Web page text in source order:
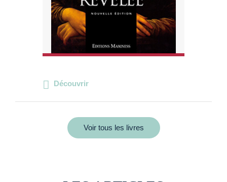
Découvrir
Voir tous les livres